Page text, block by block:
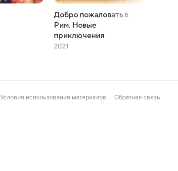
Добро пожаловать в
Рим. Новые
приключения
2021
Условия использования материалов Обратная связь